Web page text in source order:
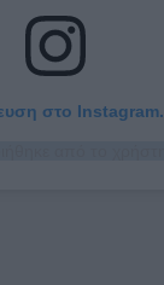
στο Instagram.